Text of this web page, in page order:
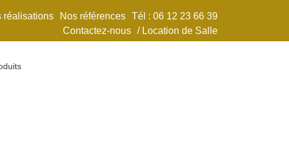
réalisations Nos références Tél : 06 12 23 66 39
Contactez-nous / Location de Salle